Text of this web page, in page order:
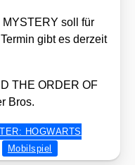
soll für
gibt es der­zeit
THE ORDER OF
Bros.
HOGWARTS
Mobilspiel